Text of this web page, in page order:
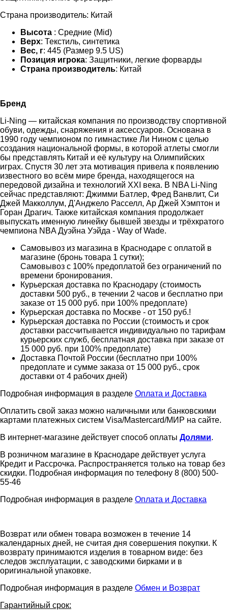
Страна производитель: Китай
Высота : Средние (Mid)
Верх: Текстиль, синтетика
Вес, г: 445 (Размер 9.5 US)
Позиция игрока: Защитники, легкие форварды
Страна производитель: Китай
Бренд
Li-Ning — китайская компания по производству спортивной
обуви, одежды, снаряжения и аксессуаров. Основана в
1990 году чемпионом по гимнастике Ли Нином с целью
создания национальной формы, в которой атлеты смогли
бы представлять Китай и её культуру на Олимпийских
играх. Спустя 30 лет эта мотивация привела к появлению
известного во всём мире бренда, находящегося на
передовой дизайна и технологий XXI века. В NBA Li-Ning
сейчас представляют: Джимми Батлер, Фред Ванвлит, Си
Джей Макколлум, Д'Анджело Расселл, Ар Джей Хэмптон и
Горан Драгич. Также китайская компания продолжает
выпускать именную линейку бывшей звезды и трёхкратого
чемпиона NBA Дуэйна Уэйда - Way of Wade.
Самовывоз из магазина в Краснодаре с оплатой в
магазине (бронь товара 1 сутки);
Самовывоз с 100% предоплатой без ограничений по
времени бронирования.
Курьерская доставка по Краснодару (стоимость
доставки 500 руб., в течении 2 часов и бесплатно при
заказе от 15 000 руб. при 100% предоплате)
Курьерская доставка по Москве - от 150 руб.!
Курьерская доставка по России (стоимость и срок
доставки рассчитывается индивидуально по тарифам
курьерских служб, бесплатная доставка при заказе от
15 000 руб. при 100% предоплате)
Доставка Почтой России (бесплатно при 100%
предоплате и сумме заказа от 15 000 руб., срок
доставки от 4 рабочих дней)
Подробная информация в разделе Оплата и Доставка
Оплатить свой заказ можно наличными или банковскими
картами платежных систем Visa/Mastercard/МИР на сайте.
В интернет-магазине действует способ оплаты Долями.
В розничном магазине в Краснодаре действует услуга
Кредит и Рассрочка. Распространяется только на товар без
скидки. Подробная информация по телефону 8 (800) 500-
55-46
Подробная информация в разделе Оплата и Доставка
Возврат или обмен товара возможен в течение 14
календарных дней, не считая дня совершения покупки. К
возврату принимаются изделия в товарном виде: без
следов эксплуатации, с заводскими бирками и в
оригинальной упаковке.
Подробная информация в разделе Обмен и Возврат
Гарантийный срок: